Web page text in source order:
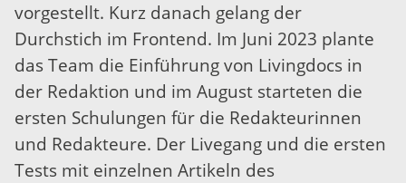
vorgestellt. Kurz danach gelang der
Durchstich im Frontend. Im Juni 2023 plante
das Team die Einführung von Livingdocs in
der Redaktion und im August starteten die
ersten Schulungen für die Redakteurinnen
und Redakteure. Der Livegang und die ersten
Tests mit einzelnen Artikeln des